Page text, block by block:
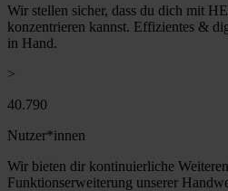
Wir stellen sicher, dass du dich mit
konzentrieren kannst. Effizientes &
in Hand.
>
40.999
Nutzer*innen
Wir bieten dir kontinuierliche
Funktionserweiterung unserer